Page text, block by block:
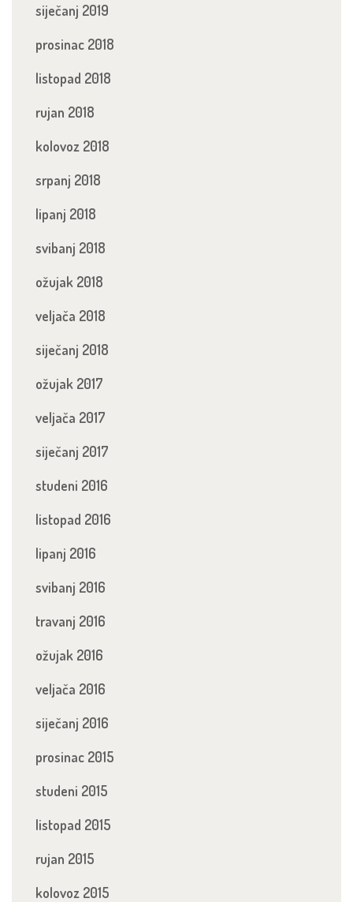
siječanj 2019
prosinac 2018
listopad 2018
rujan 2018
kolovoz 2018
srpanj 2018
lipanj 2018
svibanj 2018
ožujak 2018
veljača 2018
siječanj 2018
ožujak 2017
veljača 2017
siječanj 2017
studeni 2016
listopad 2016
lipanj 2016
svibanj 2016
travanj 2016
ožujak 2016
veljača 2016
siječanj 2016
prosinac 2015
studeni 2015
listopad 2015
rujan 2015
kolovoz 2015